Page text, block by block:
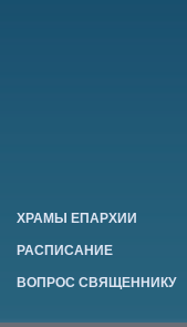
ХРАМЫ ЕПАРХИИ
РАСПИСАНИЕ
ВОПРОС СВЯЩЕННИКУ